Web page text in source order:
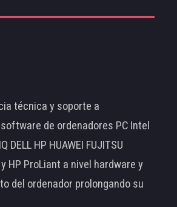
técnica y soporte a
de ordenadores PC Intel
HP HUAWEI FUJITSU
y HP ProLiant a nivel hardware y
del ordenador prolongando su